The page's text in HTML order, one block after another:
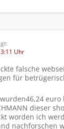
Uhr
falsche
für
euro
dieser
worden ich
nachforschen